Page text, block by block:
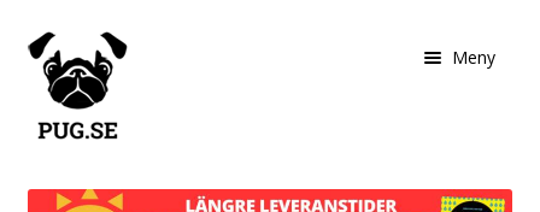
Hoppa
till
navigering
Hoppa
till
innehåll
Meny